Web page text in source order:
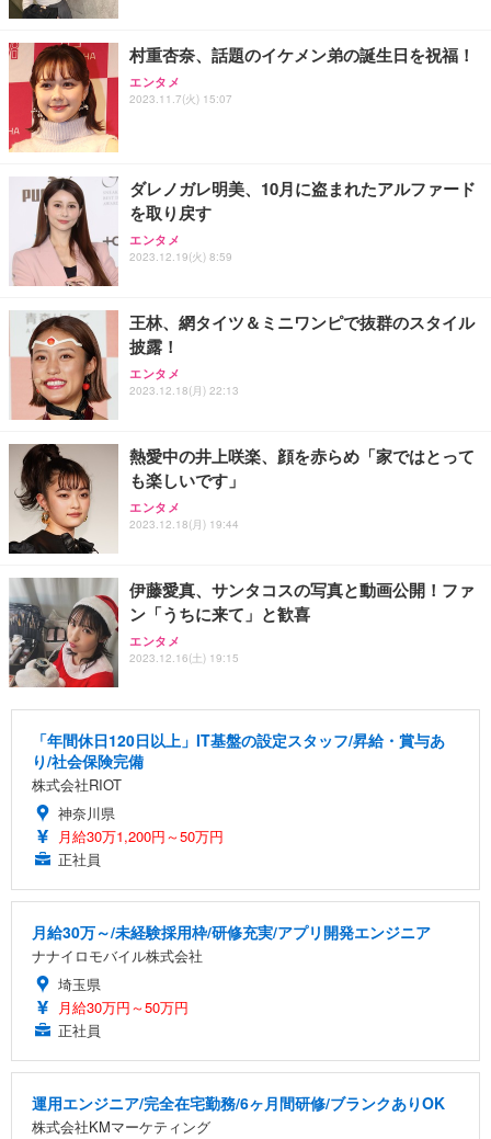
村重杏奈、話題のイケメン弟の誕生日を祝福！
エンタメ
2023.11.7(火) 15:07
ダレノガレ明美、10月に盗まれたアルファード
を取り戻す
エンタメ
2023.12.19(火) 8:59
王林、網タイツ＆ミニワンピで抜群のスタイル
披露！
エンタメ
2023.12.18(月) 22:13
熱愛中の井上咲楽、顔を赤らめ「家ではとって
も楽しいです」
エンタメ
2023.12.18(月) 19:44
伊藤愛真、サンタコスの写真と動画公開！ファ
ン「うちに来て」と歓喜
エンタメ
2023.12.16(土) 19:15
「年間休日120日以上」IT基盤の設定スタッフ/昇給・賞与あ
り/社会保険完備
株式会社RIOT
神奈川県
月給30万1,200円～50万円
正社員
月給30万～/未経験採用枠/研修充実/アプリ開発エンジニア
ナナイロモバイル株式会社
埼玉県
月給30万円～50万円
正社員
運用エンジニア/完全在宅勤務/6ヶ月間研修/ブランクありOK
株式会社KMマーケティング